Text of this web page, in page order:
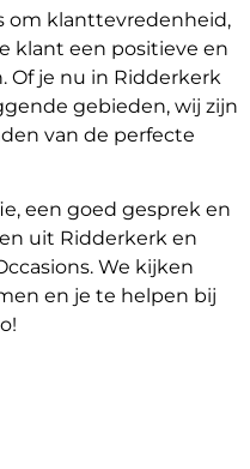
om klanttevredenheid,
klant een positieve en
Of je nu in Ridderkerk
gebieden, wij zijn
van de perfecte
een goed gesprek en
uit Ridderkerk en
We kijken
en je te helpen bij